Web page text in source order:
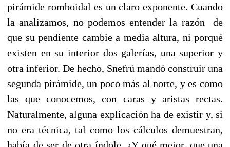
pirámide romboidal es un claro exponente. Cuando
la analizamos, no podemos entender la razón de
que su pendiente cambie a media altura, ni porqué
existen en su interior dos galerías, una superior y
otra inferior. De hecho, Snefrú mandó construir una
segunda pirámide, un poco más al norte, y es como
las que conocemos, con caras y aristas rectas.
Naturalmente, alguna explicación ha de existir y, si
no era técnica, tal como los cálculos demuestran,